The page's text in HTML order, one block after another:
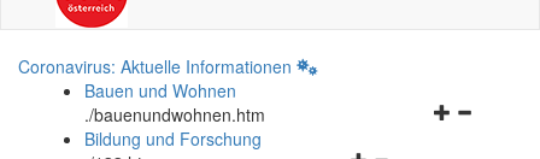
Coronavirus: Aktuelle Informationen
Bauen und Wohnen
./bauenundwohnen.htm
Bildung und Forschung